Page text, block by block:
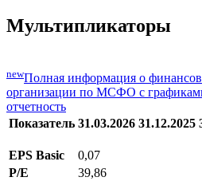
Мультипликаторы
newПолная информация о
организации по МСФО с
отчетность
Показатель 31.03.2026 31.12.2025
EPS Basic
0,07
P/E
39,86